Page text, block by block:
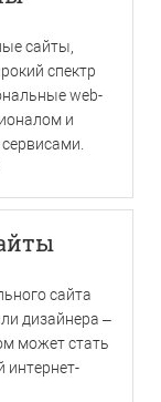
сайты,
спектр
web-
и
сайта
дизайнера –
может стать